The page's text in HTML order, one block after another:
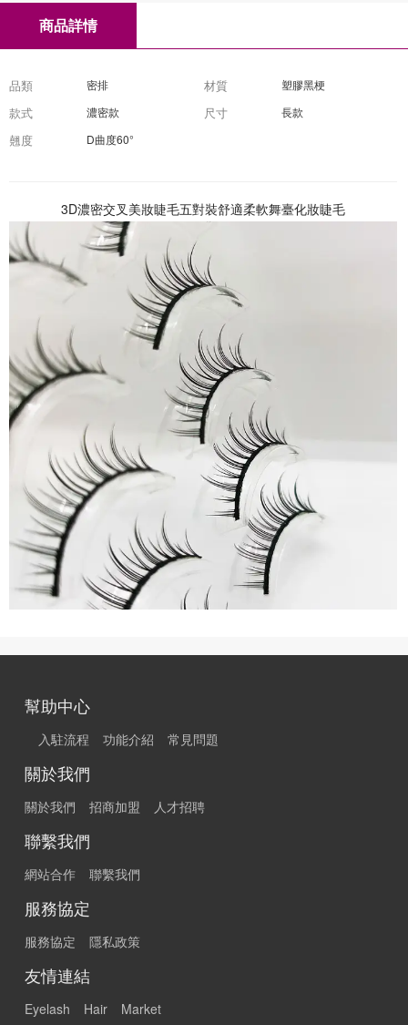
商品詳情
品類 密排 材質 塑膠黑梗
款式 濃密款 尺寸 長款
翹度 D曲度60°
3D濃密交叉美妝睫毛五對裝舒適柔軟舞臺化妝睫毛
幫助中心
入駐流程 功能介紹 常見問題
關於我們
關於我們 招商加盟 人才招聘
聯繫我們
網站合作 聯繫我們
服務協定
服務協定 隱私政策
友情連結
Eyelash Hair Market